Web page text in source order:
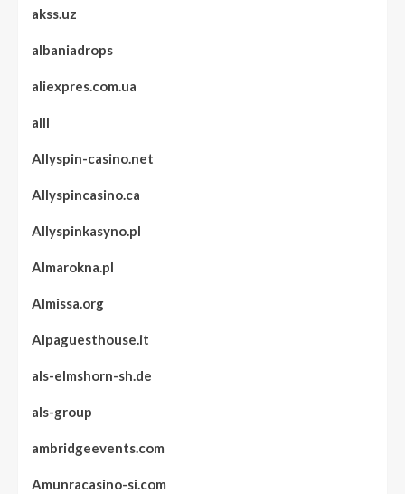
akss.uz
albaniadrops
aliexpres.com.ua
alll
Allyspin-casino.net
Allyspincasino.ca
Allyspinkasyno.pl
Almarokna.pl
Almissa.org
Alpaguesthouse.it
als-elmshorn-sh.de
als-group
ambridgeevents.com
Amunracasino-si.com